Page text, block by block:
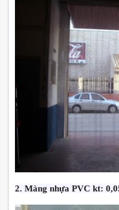
2. Màng nhựa PVC kt: